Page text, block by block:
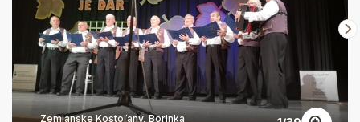
Zemianske Kostoľany, Borinka